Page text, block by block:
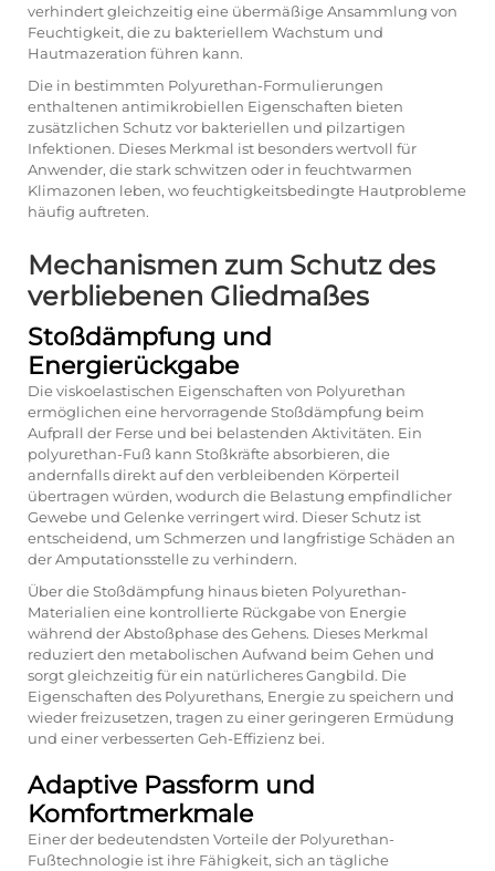
verhindert gleichzeitig eine übermäßige Ansammlung von
Feuchtigkeit, die zu bakteriellem Wachstum und
Hautmazeration führen kann.
Die in bestimmten Polyurethan-Formulierungen
enthaltenen antimikrobiellen Eigenschaften bieten
zusätzlichen Schutz vor bakteriellen und pilzartigen
Infektionen. Dieses Merkmal ist besonders wertvoll für
Anwender, die stark schwitzen oder in feuchtwarmen
Klimazonen leben, wo feuchtigkeitsbedingte Hautprobleme
häufig auftreten.
Mechanismen zum Schutz des
verbliebenen Gliedmaßes
Stoßdämpfung und
Energierückgabe
Die viskoelastischen Eigenschaften von Polyurethan
ermöglichen eine hervorragende Stoßdämpfung beim
Aufprall der Ferse und bei belastenden Aktivitäten. Ein
polyurethan-Fuß kann Stoßkräfte absorbieren, die
andernfalls direkt auf den verbleibenden Körperteil
übertragen würden, wodurch die Belastung empfindlicher
Gewebe und Gelenke verringert wird. Dieser Schutz ist
entscheidend, um Schmerzen und langfristige Schäden an
der Amputationsstelle zu verhindern.
Über die Stoßdämpfung hinaus bieten Polyurethan-
Materialien eine kontrollierte Rückgabe von Energie
während der Abstoßphase des Gehens. Dieses Merkmal
reduziert den metabolischen Aufwand beim Gehen und
sorgt gleichzeitig für ein natürlicheres Gangbild. Die
Eigenschaften des Polyurethans, Energie zu speichern und
wieder freizusetzen, tragen zu einer geringeren Ermüdung
und einer verbesserten Geh-Effizienz bei.
Adaptive Passform und
Komfortmerkmale
Einer der bedeutendsten Vorteile der Polyurethan-
Fußtechnologie ist ihre Fähigkeit, sich an tägliche